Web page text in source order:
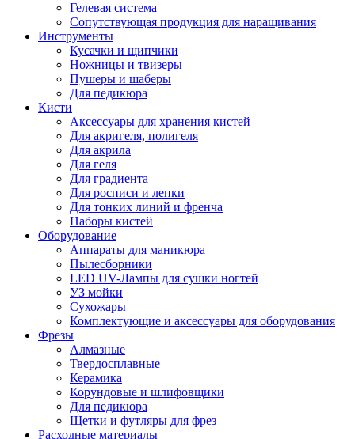
Гелевая система
Сопутствующая продукция для наращивания
Инструменты
Кусачки и щипчики
Ножницы и твизеры
Пушеры и шаберы
Для педикюра
Кисти
Аксессуары для хранения кистей
Для акригеля, полигеля
Для акрила
Для геля
Для градиента
Для росписи и лепки
Для тонких линий и френча
Наборы кистей
Оборудование
Аппараты для маникюра
Пылесборники
LED UV-Лампы для сушки ногтей
УЗ мойки
Сухожары
Комплектующие и аксессуары для оборудования
Фрезы
Алмазные
Твердосплавные
Керамика
Корундовые и шлифовщики
Для педикюра
Щетки и футляры для фрез
Расходные материалы